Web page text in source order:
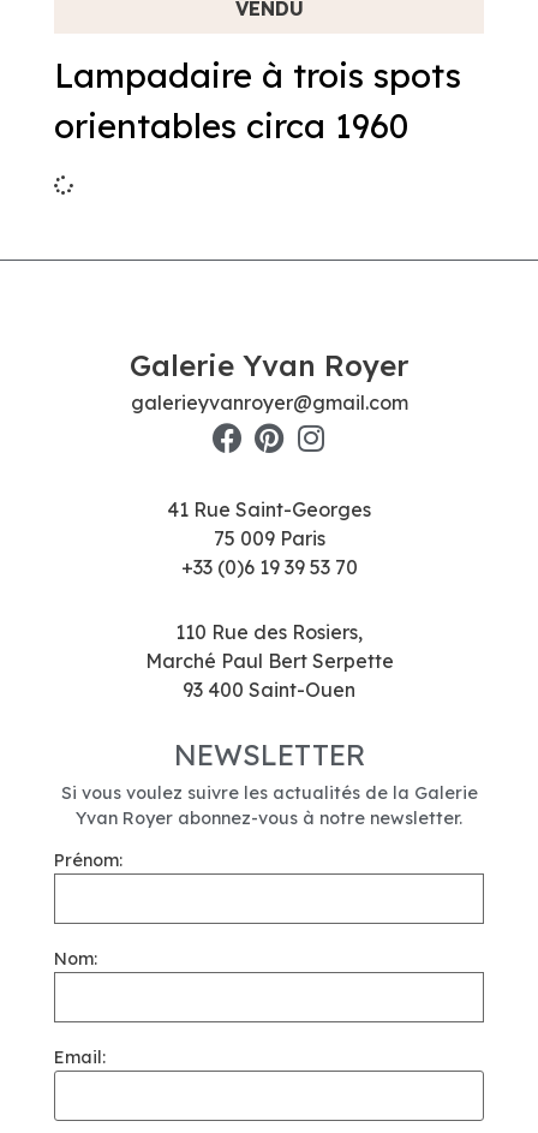
Lampadaire à trois spots
orientables circa 1960
Galerie Yvan Royer
galerieyvanroyer@gmail.com
41 Rue Saint-Georges
75 009 Paris
+33 (0)6 19 39 53 70
110 Rue des Rosiers,
Marché Paul Bert Serpette
93 400 Saint-Ouen
NEWSLETTER
Si vous voulez suivre les actualités de la Galerie
Yvan Royer abonnez-vous à notre newsletter.
Prénom:
Nom:
Email: